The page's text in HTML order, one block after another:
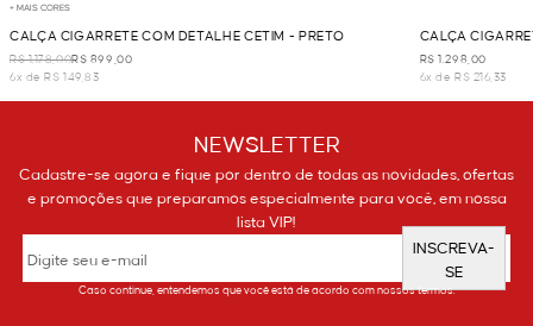
+ MAIS CORES
CALÇA CIGARRETE COM DETALHE CETIM - PRETO
R$ 1.178,00R$ 899,00
6x de R$ 149,83
CALÇA
R$ 1.298,00
6x de R$ 216,33
NEWSLETTER
Cadastre-se agora e fique por dentro de todas as novidades, ofertas
e promoções que preparamos especialmente para você, em nossa
lista VIP!
INSCREVA-
SE
Caso continue, entendemos que você está de acordo com nossos termos.